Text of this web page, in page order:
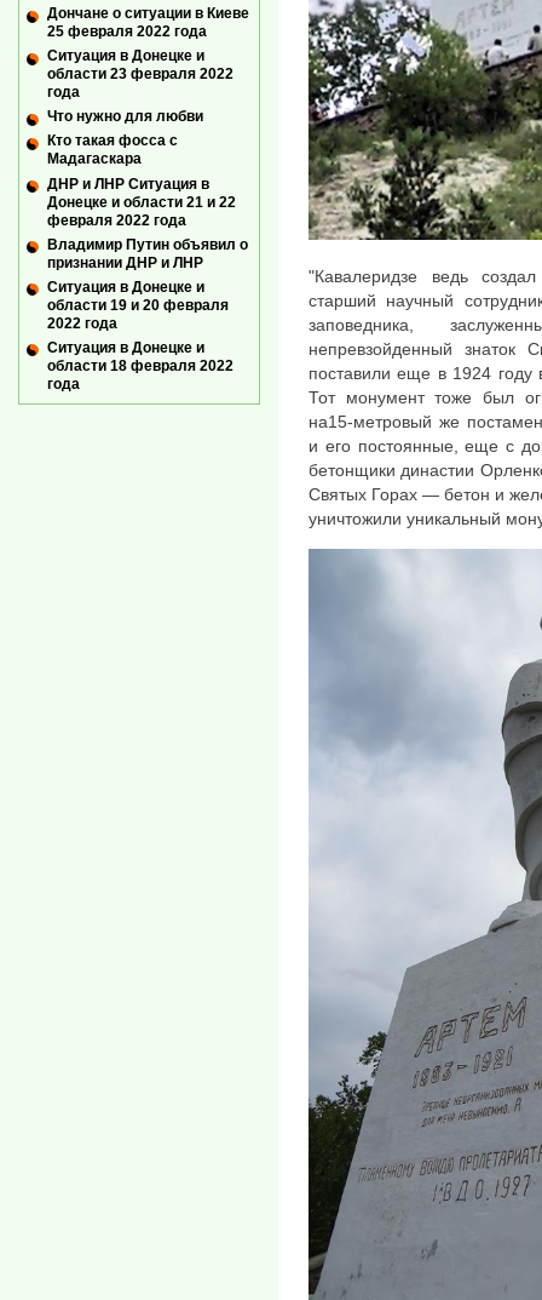
"Кавалеридзе ведь
старший научный сотрудник
заповедника,
непревзойденный знаток
поставили еще в 1924 году
Тот монумент тоже был
на15-метровый же
и его постоянные, еще с
бетонщики династии
Святых Горах — бетон и
уничтожили уникальный
Дончане о ситуации в Киеве
25 февраля 2022 года
Ситуация в Донецке и
области 23 февраля 2022
года
Что нужно для любви
Кто такая фосса с
Мадагаскара
ДНР и ЛНР Ситуация в
Донецке и области 21 и 22
февраля 2022 года
Владимир Путин объявил о
признании ДНР и ЛНР
Ситуация в Донецке и
области 19 и 20 февраля
2022 года
Ситуация в Донецке и
области 18 февраля 2022
года